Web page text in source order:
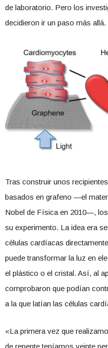
de laboratorio. Pero los
decidieron ir un paso más allá.
Tras construir unos
basados en grafeno —el
Nobel de Física en 2010—,
su experimento. La idea era
células cardíacas
puede transformar la luz en
el plástico o el cristal. Así, al
comprobaron que podían
a la que latían las células
«La primera vez que
de repente teníamos veinte